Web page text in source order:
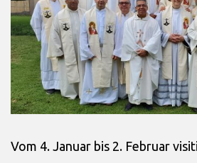
Vom 4. Januar bis 2. Februar